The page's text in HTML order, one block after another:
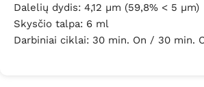
Dalelių dydis: 4,12 µm (59,8% < 5 µm)
Skysčio talpa: 6 ml
Darbiniai ciklai: 30 min. On / 30 min.